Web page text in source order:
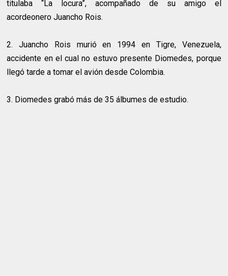
titulaba “La locura”, acompañado de su amigo el
acordeonero Juancho Rois.
2. Juancho Rois murió en 1994 en Tigre, Venezuela,
accidente en el cual no estuvo presente Diomedes, porque
llegó tarde a tomar el avión desde Colombia.
3. Diomedes grabó más de 35 álbumes de estudio.